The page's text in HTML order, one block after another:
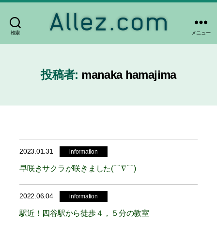
検索 メニュー
投稿者: manaka hamajima
2023.01.31 information
早咲きサクラが咲きました(⌒∇⌒)
2022.06.04 information
駅近！四谷駅から徒歩４，５分の教室